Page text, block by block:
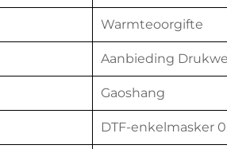
Warmteoorgifte
Aanbieding
Gaoshang
DTF-enkelmasker